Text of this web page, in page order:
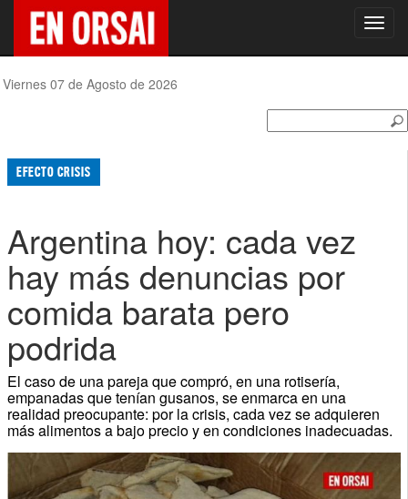
Viernes 07 de Agosto de 2026
EFECTO CRISIS
Argentina hoy: cada vez
hay más denuncias por
comida barata pero
podrida
El caso de una pareja que compró, en una rotisería,
empanadas que tenían gusanos, se enmarca en una
realidad preocupante: por la crisis, cada vez se adquieren
más alimentos a bajo precio y en condiciones inadecuadas.